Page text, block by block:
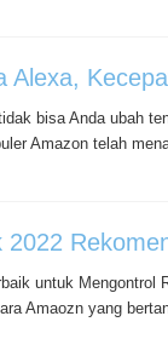
Alexa,
bisa Anda ubah
Amazon telah
2022
untuk Mengontrol
Amaozn yang